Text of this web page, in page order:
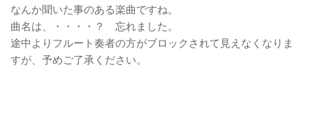
なんか聞いた事のある楽曲ですね。
曲名は、・・・・？ 忘れました。
途中よりフルート奏者の方がブロックされて見えなくなりま
すが、予めご了承ください。